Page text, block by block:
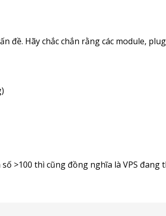
đề. Hãy chắc chắn rằng các module,
>100 thì cũng đồng nghĩa là VPS đang